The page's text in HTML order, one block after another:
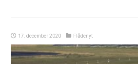
17. december 2020 Flådenyt